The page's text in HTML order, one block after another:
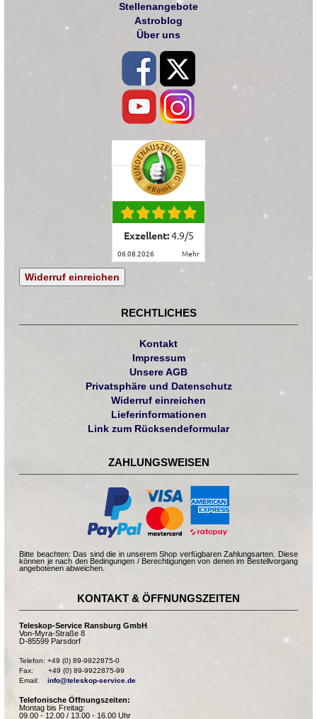
Stellenangebote
Astroblog
Über uns
Exzellent:4.9/5
06.08.2026 mehr
Widerruf einreichen
RECHTLICHES
Kontakt
Impressum
Unsere AGB
Privatsphäre und Datenschutz
Widerruf einreichen
Lieferinformationen
Link zum Rücksendeformular
ZAHLUNGSWEISEN
Bitte beachten: Das sind die in unserem Shop verfügbaren Zahlungsarten. Diese
können je nach den Bedingungen / Berechtigungen von denen im Bestellvorgang
angebotenen abweichen.
KONTAKT & ÖFFNUNGSZEITEN
Teleskop-Service Ransburg GmbH
Von-Myra-Straße 8
D-85599 Parsdorf
Telefon: +49 (0) 89-9922875-0
Fax:       +49 (0) 89-9922875-99
Email: info@teleskop-service.de
Telefonische Öffnungszeiten:
Montag bis Freitag:
09.00 - 12.00 / 13.00 - 16.00 Uhr